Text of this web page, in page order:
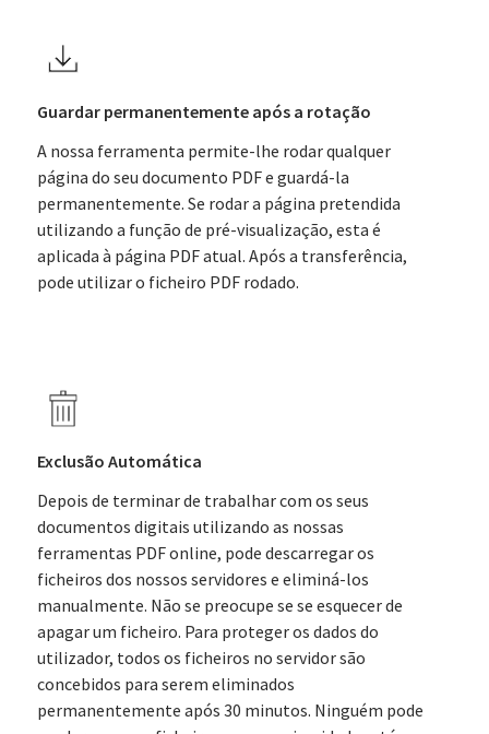
Guardar permanentemente após a rotação
A nossa ferramenta permite-lhe rodar qualquer
página do seu documento PDF e guardá-la
permanentemente. Se rodar a página pretendida
utilizando a função de pré-visualização, esta é
aplicada à página PDF atual. Após a transferência,
pode utilizar o ficheiro PDF rodado.
Exclusão Automática
Depois de terminar de trabalhar com os seus
documentos digitais utilizando as nossas
ferramentas PDF online, pode descarregar os
ficheiros dos nossos servidores e eliminá-los
manualmente. Não se preocupe se se esquecer de
apagar um ficheiro. Para proteger os dados do
utilizador, todos os ficheiros no servidor são
concebidos para serem eliminados
permanentemente após 30 minutos. Ninguém pode